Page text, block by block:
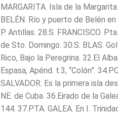
MARGARITA. Isla de la
BELÉN. Río y puerto de Belén
P. Antillas. 28.S. FRANCISCO.
de Sto. Domingo. 30.S. BLAS.
Rico, Bajo la Peregrina. 32.El
Espasa, Apénd. t.3, “Colón”.
SALVADOR. Es la primera isla
NE. de Cuba. 36.Eirado de la
144. 37.PTA. GALEA. En I.